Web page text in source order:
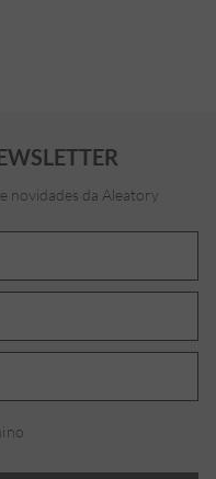
novidades da Aleatory